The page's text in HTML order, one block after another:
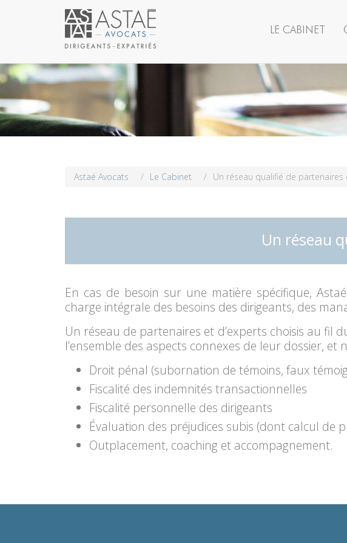
LE CABINET
Astaé Avocats / Le Cabinet / Un réseau qualifié de partenaires
Un réseau
En cas de besoin sur une matière spécifique,
charge intégrale des besoins des dirigeants, des
Un réseau de partenaires et d’experts choisis au fil
l’ensemble des aspects connexes de leur dossier, et
Droit pénal (subornation de témoins, faux
Fiscalité des indemnités transactionnelles
Fiscalité personnelle des dirigeants
Évaluation des préjudices subis (dont calcul de
Outplacement, coaching et accompagnement.